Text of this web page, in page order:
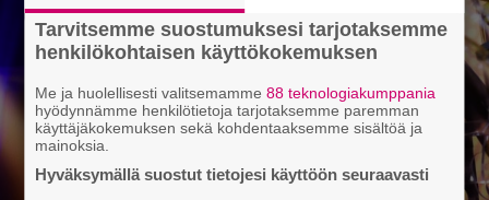
Tarvitsemme suostumuksesi tarjotaksemme
henkilökohtaisen käyttökokemuksen
Me ja huolellisesti valitsemamme88 teknologiakumppania
hyödynnämme henkilötietoja tarjotaksemme paremman
käyttäjäkokemuksen sekä kohdentaaksemme sisältöä ja
mainoksia.
Hyväksymällä suostut tietojesi käyttöön seuraavasti